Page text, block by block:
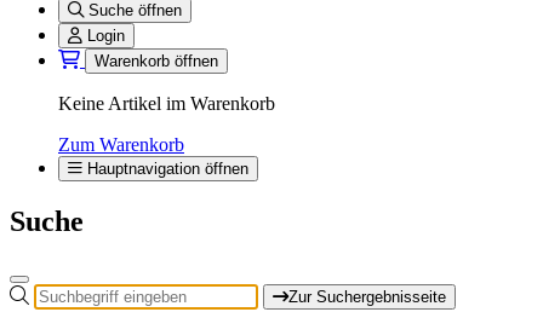
Suche öffnen
Login
Warenkorb öffnen
Keine Artikel im Warenkorb
Zum Warenkorb
Hauptnavigation öffnen
Suche
Zur Suchergebnisseite